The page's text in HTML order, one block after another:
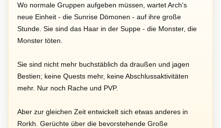
Wo normale Gruppen aufgeben müssen, wartet Arch's
neue Einheit - die Sunrise Dömonen - auf ihre große
Stunde. Sie sind das Haar in der Suppe - die Monster, die
Monster töten.
Sie sind nicht mehr buchstäblich da draußen und jagen
Bestien; keine Quests mehr, keine Abschlussaktivitäten
mehr. Nur noch Rache und PVP.
Aber zur gleichen Zeit entwickelt sich etwas anderes in
Rorkh. Gerüchte über die bevorstehende Große